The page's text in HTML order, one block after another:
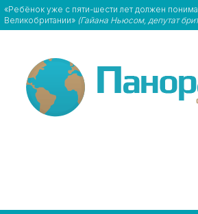
«Ребёнок уже с пяти-шести лет должен
Великобритании» (Гайана Ньюсом, депутат